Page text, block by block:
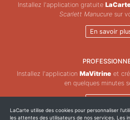
Installez l'application gratuite
Scarlett Manucure sur
En savoir
Installez l'application MaVitrineet
en quelques minutes
LaCarte utilise des cookies pour personnaliser
les attentes des utilisateurs de nos services. Les